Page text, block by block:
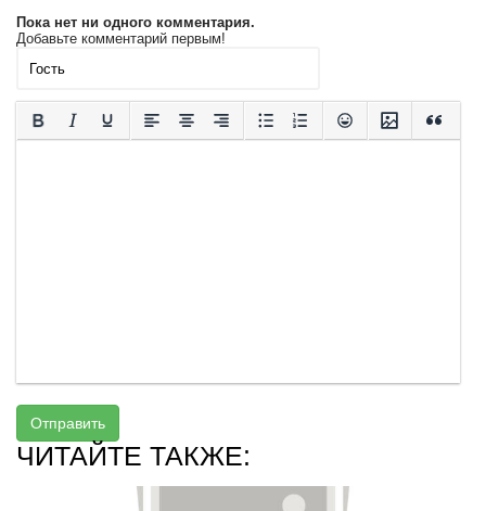
Пока нет ни одного комментария.
Добавьте комментарий первым!
Отправить
ЧИТАЙТЕ ТАКЖЕ: